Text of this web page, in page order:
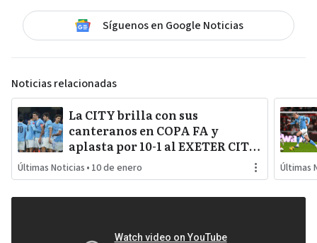
Síguenos en Google Noticias
Noticias relacionadas
La CITY brilla con sus
canteranos en COPA FA y
aplasta por 10-1 al EXETER CITY
con la vuelta al gol de RODRI y
la estrella SEMENYO
Últimas Noticias • 10 de enero Últimas